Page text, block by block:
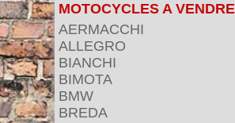
MOTOCYCLES A VENDRE
AERMACCHI
ALLEGRO
BIANCHI
BIMOTA
BMW
BREDA